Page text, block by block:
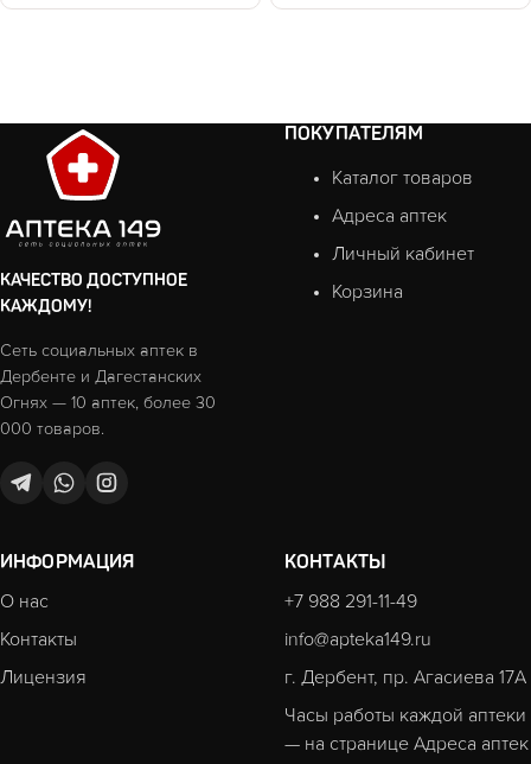
КАЧЕСТВО ДОСТУПНОЕ
КАЖДОМУ!
Сеть социальных аптек в
Дербенте и Дагестанских
Огнях — 10 аптек, более 30
000 товаров.
ПОКУПАТЕЛЯМ
Каталог товаров
Адреса аптек
Личный кабинет
Корзина
ИНФОРМАЦИЯ
О нас
Контакты
Лицензия
КОНТАКТЫ
+7 988 291-11-49
info@apteka149.ru
г. Дербент, пр. Агасиева 17А
Часы работы каждой аптеки
— на странице Адреса аптек